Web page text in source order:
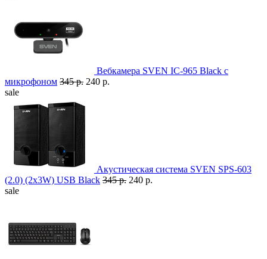
Вебкамера SVEN IC-965 Black с
микрофоном 345 р. 240 р.
sale
Акустическая система SVEN SPS-603
(2.0) (2x3W) USB Black 345 р. 240 р.
sale